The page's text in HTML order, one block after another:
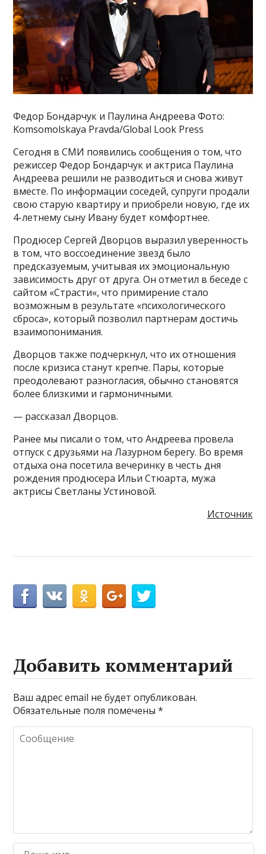
Федор Бондарчук и Паулина Андреева Фото:
Komsomolskaya Pravda/Global Look Press
Сегодня в СМИ появились сообщения о том, что
режиссер Федор Бондарчук и актриса Паулина
Андреева решили не разводиться и снова живут
вместе. По информации соседей, супруги продали
свою старую квартиру и приобрели новую, где их
4-летнему сыну Ивану будет комфортнее.
Продюсер Сергей Дворцов выразил уверенность
в том, что воссоединение звезд было
предсказуемым, учитывая их эмоциональную
зависимость друг от друга. Он отметил в беседе с
сайтом «Страсти«, что примирение стало
возможным в результате «психологического
сброса», который позволил партнерам достичь
взаимопонимания.
Дворцов также подчеркнул, что их отношения
после кризиса станут крепче. Пары, которые
преодолевают разногласия, обычно становятся
более близкими и гармоничными.
— рассказал Дворцов.
Ранее мы писали о том, что Андреева провела
отпуск с друзьями на Лазурном берегу. Во время
отдыха она посетила вечеринку в честь дня
рождения продюсера Ильи Стюарта, мужа
актрисы Светланы Устиновой.
Источник
Добавить комментарий
Ваш адрес email не будет опубликован.
Обязательные поля помечены*